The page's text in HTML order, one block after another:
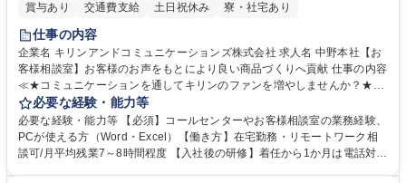
賞与あり
交通費支給 土日祝休み 寮・社宅あり
仕事の内容
企業名 キリンアンドコミュニケーションズ株式会社 求人名 中野本社【お
客様相談室】お客様のお声をもとにより良い商品づくりへ貢献 仕事の内容
≪★コミュニケーションを通してキリンのファンを増やしませんか？★≫
お客様のお声をより良い商品づくりに活かしていく上で、窓口となるお客
様相談室でのお仕事です。 日々お客様からいただくキリングループへのご
意見を、企業活動に活かしています。お客様からの声に迅速かつ誠意をも
って対応、情報提供するとともにグループ内活動に反映しています。 【具
必要な経験・能力等
必要な経験・能力等 【必須】コールセンターやお客様相談室の業務経験、
PCが使える方（Word・Excel）【働き方】在宅勤務・リモートワーク相
談可/月平均残業7～8時間程度 【入社後の研修】着任から1か月は電話対応